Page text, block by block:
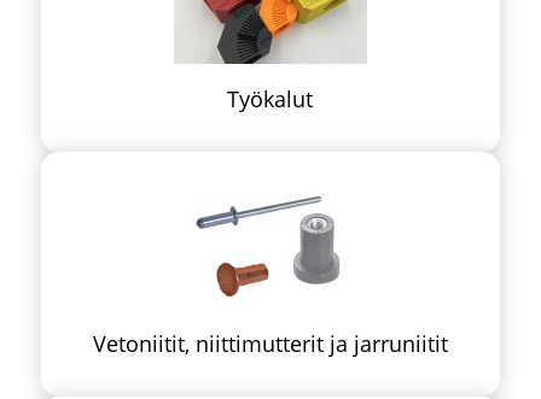
Työkalut
Vetoniitit, niittimutterit ja jarruniitit